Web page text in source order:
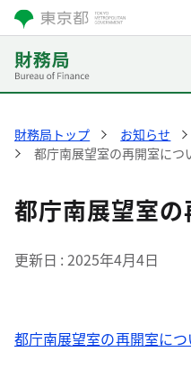
財務局トップ お知らせ
都庁南展望室の再開室につ
都庁南展望室
更新日 2025年4月4日
都庁南展望室の再開室につ